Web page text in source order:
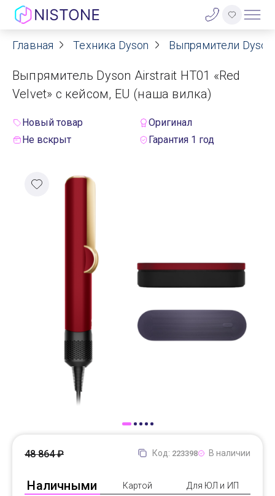
Акции
О нас
Договор оферты
Реквизиты
Гарантия
Оплата
Самовывоз
Trade-In
Главная Техника Dyson Выпрямители Dyson
Выпрямитель Dyson Airstrait HT01 «Red
Velvet» с кейсом, EU (наша вилка)
Новый товар
Оригинал
Не вскрыт
Гарантия 1 год
Код: 223398 В наличии
Наличными Картой Для ЮЛ и ИП
48 864 ₽